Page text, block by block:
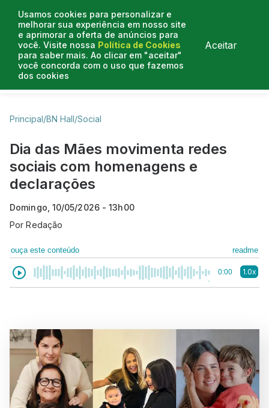
Usamos cookies para personalizar e
melhorar sua experiência em nosso site
e aprimorar a oferta de anúncios para
você. Visite nossa Política de Cookies
para saber mais. Ao clicar em "aceitar"
você concorda com o uso que fazemos
dos cookies
Aceitar
Business Hall
Principal/BN Hall/Social
Dia das Mães movimenta redes
sociais com homenagens e
declarações
Domingo, 10/05/2026 - 13h00
PorRedação
ouça este conteúdo readme
0:00 1.0x